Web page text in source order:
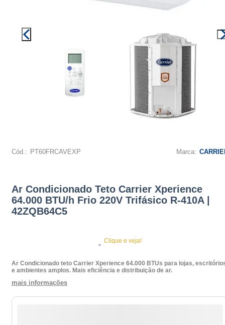
Cód.: PT60FRCAVEXP Marca:
Ar Condicionado Teto Carrier Xperience
64.000 BTU/h Frio 220V Trifásico R-410A |
42ZQB64C5
Clique e veja!
Ar Condicionado teto Carrier Xperience 64.000 BTUs para lojas,
e ambientes amplos. Mais eficiência e distribuição de ar.
mais informações